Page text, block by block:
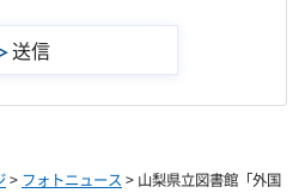
> フォトニュース > 山梨県立図書館「外国